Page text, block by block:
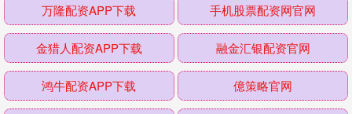
万隆配资APP下载 手机股票配资网官网
金猎人配资APP下载 融金汇银配资官网
鸿牛配资APP下载 億策略官网